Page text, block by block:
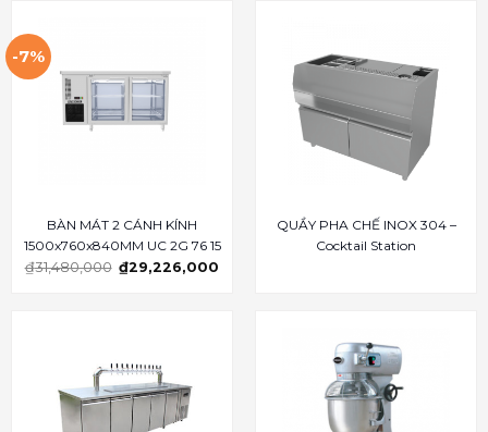
-7%
BÀN MÁT 2 CÁNH KÍNH
1500x760x840MM UC 2G 76 15
₫31,480,000 ₫29,226,000
QUẦY PHA CHẾ INOX 304 –
Cocktail Station